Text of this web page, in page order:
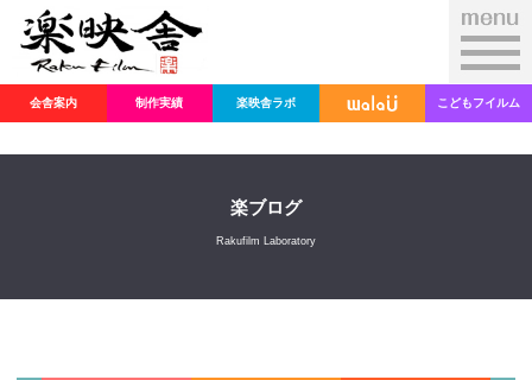
会舎案内 制作実績 楽映舎ラボ こどもフイルム
楽ブログ
Rakufilm Laboratory